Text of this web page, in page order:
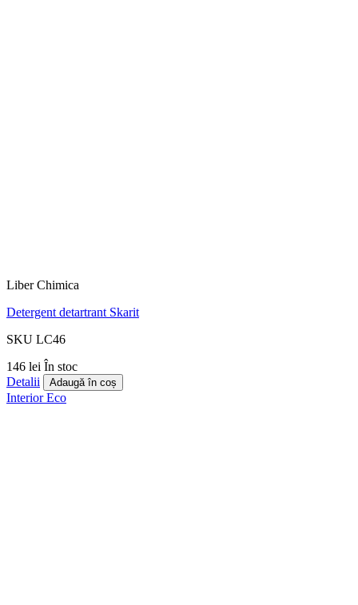
Liber Chimica
Detergent detartrant Skarit
SKU LC46
146 lei În stoc
Detalii
Adaugă în coș
Interior Eco